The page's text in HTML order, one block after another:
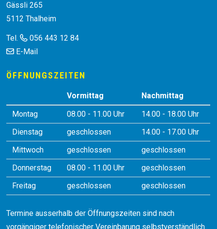
Gässli 265
5112 Thalheim
Tel.
056 443 12 84
E-Mail
ÖFFNUNGSZEITEN
Vormittag
Nachmittag
Montag
08.00 - 11.00 Uhr
14.00 - 18.00 Uhr
Dienstag
geschlossen
14.00 - 17.00 Uhr
Mittwoch
geschlossen
geschlossen
Donnerstag
08.00 - 11.00 Uhr
geschlossen
Freitag
geschlossen geschlossen
Termine ausserhalb der Öffnungszeiten sind nach
vorgängiger telefonischer Vereinbarung selbstverständlich